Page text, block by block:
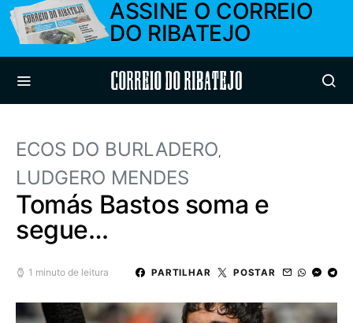
ASSINE O CORREIO
DO RIBATEJO
Correio do Ribatejo
ECOS DO BURLADERO
LUDGERO MENDES
Tomás Bastos soma e
segue…
1 minuto de leitura PARTILHAR POSTAR